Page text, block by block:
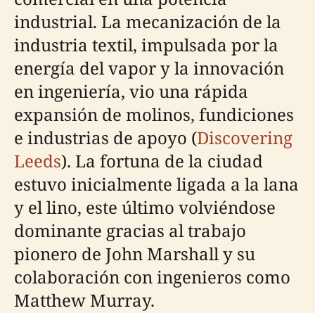
industrial. La mecanización de la
industria textil, impulsada por la
energía del vapor y la innovación
en ingeniería, vio una rápida
expansión de molinos, fundiciones
e industrias de apoyo (Discovering
Leeds). La fortuna de la ciudad
estuvo inicialmente ligada a la lana
y el lino, este último volviéndose
dominante gracias al trabajo
pionero de John Marshall y su
colaboración con ingenieros como
Matthew Murray.